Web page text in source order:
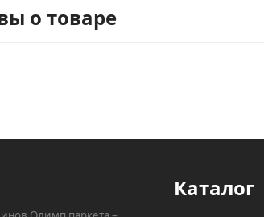
о товаре
Каталог